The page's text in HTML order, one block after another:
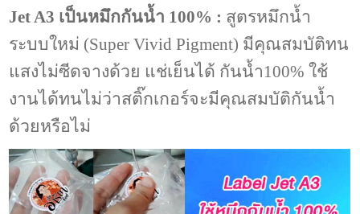
Jet A3 เป็นหมึกกันน้ำ 100% : สูตรหมึกน้ำ
ระบบใหม่ (Super Vivid Pigment) มีคุณสมบัติทน
แสงไม่ซีดจางด้วย แช่เย็นได้ กันน้ำ100% ใช้
งานได้ทนไม่ว่าสติ๊กเกอร์จะมีคุณสมบัติกันน้ำ
ด้วยหรือไม่